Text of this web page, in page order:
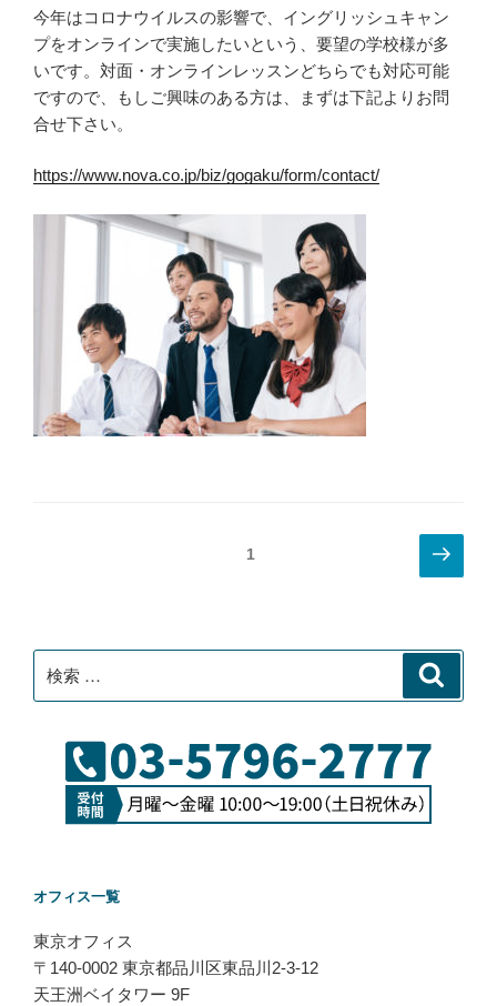
今年はコロナウイルスの影響で、イングリッシュキャン
プをオンラインで実施したいという、要望の学校様が多
いです。対面・オンラインレッスンどちらでも対応可能
ですので、もしご興味のある方は、まずは下記よりお問
合せ下さい。
https://www.nova.co.jp/biz/gogaku/form/contact/
ゲ
ー
1
次
の
ジ
索:
オフィス一覧
東京オフィス
〒140-0002 東京都品川区東品川2-3-12
天王洲ベイタワー 9F